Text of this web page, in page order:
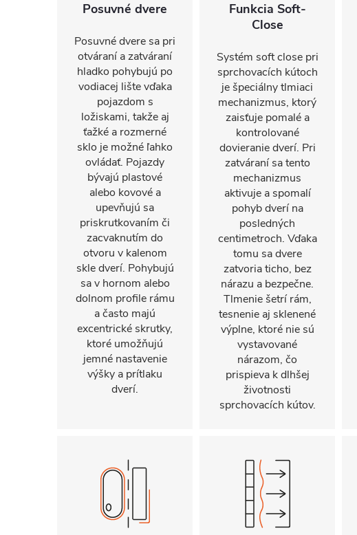
Posuvné dvere
Posuvné dvere sa pri
otváraní a zatváraní
hladko pohybujú po
vodiacej lište vďaka
pojazdom s
ložiskami, takže aj
ťažké a rozmerné
sklo je možné ľahko
ovládať. Pojazdy
bývajú plastové
alebo kovové a
upevňujú sa
priskrutkovaním či
zacvaknutím do
otvoru v kalenom
skle dverí. Pohybujú
sa v hornom alebo
dolnom profile rámu
a často majú
excentrické skrutky,
ktoré umožňujú
jemné nastavenie
výšky a prítlaku
dverí.
Funkcia Soft-
Close
Systém soft close pri
sprchovacích kútoch
je špeciálny tlmiaci
mechanizmus, ktorý
zaisťuje pomalé a
kontrolované
dovieranie dverí. Pri
zatváraní sa tento
mechanizmus
aktivuje a spomalí
pohyb dverí na
posledných
centimetroch. Vďaka
tomu sa dvere
zatvoria ticho, bez
nárazu a bezpečne.
Tlmenie šetrí rám,
tesnenie aj sklenené
výplne, ktoré nie sú
vystavované
nárazom, čo
prispieva k dlhšej
životnosti
sprchovacích kútov.